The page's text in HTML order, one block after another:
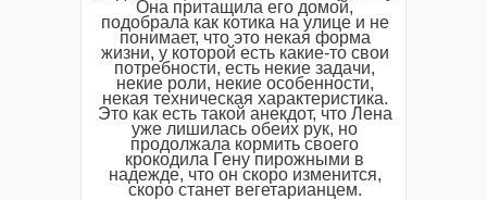
Она притащила его домой,
подобрала как котика на улице и не
понимает, что это некая форма
жизни, у которой есть какие-то свои
потребности, есть некие задачи,
некие роли, некие особенности,
некая техническая характеристика.
Это как есть такой анекдот, что Лена
уже лишилась обеих рук, но
продолжала кормить своего
крокодила Гену пирожными в
надежде, что он скоро изменится,
скоро станет вегетарианцем.